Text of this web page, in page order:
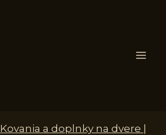
Kovania a doplnky na dvere |